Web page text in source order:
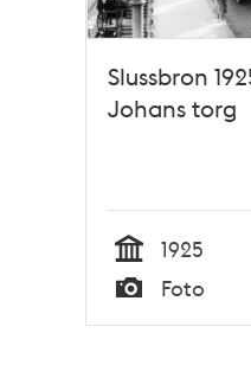
Slussbron
Johans torg
Tid
1925
Typ
Foto